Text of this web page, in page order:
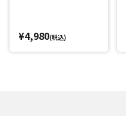
倒、1人分のちょっとした
メです！
¥4,980(税込)